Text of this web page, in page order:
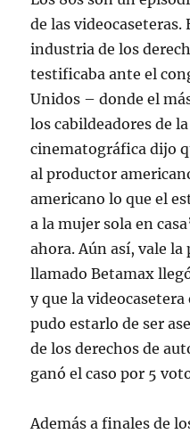
de las videocaseteras.
industria de los
testificaba ante el
Unidos – donde el
los cabildeadores de
cinematográfica dijo
al productor
americano lo que el
a la mujer sola en
ahora. Aún así, vale la
llamado Betamax
y que la
pudo estarlo de ser
de los derechos de
ganó el caso por 5
Además a finales de